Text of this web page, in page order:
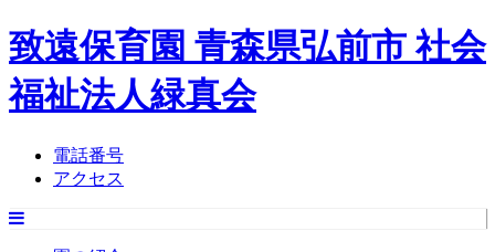
致遠保育園 青森県弘前市 社会
福祉法人緑真会
電話番号
アクセス